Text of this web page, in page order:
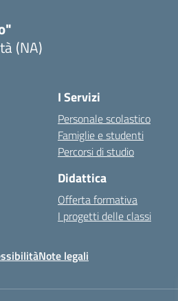
(NA)
I Servizi
Personale scolastico
Famiglie e studenti
Percorsi di studio
Didattica
Offerta formativa
I progetti delle classi
Note legali